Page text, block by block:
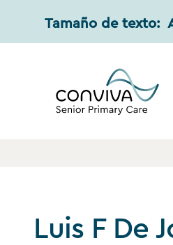
Tamaño de texto:
Luis F De